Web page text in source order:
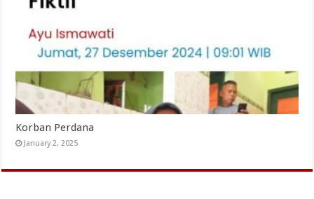
Korban Perdana
January 2, 2025